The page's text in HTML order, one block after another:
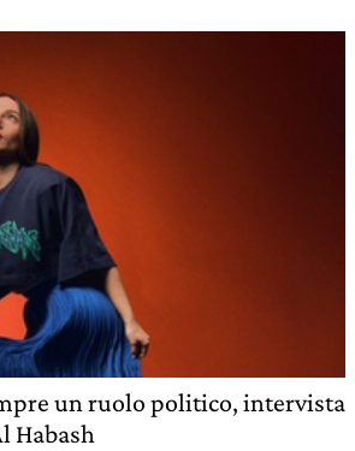
un ruolo politico, intervista
Habash